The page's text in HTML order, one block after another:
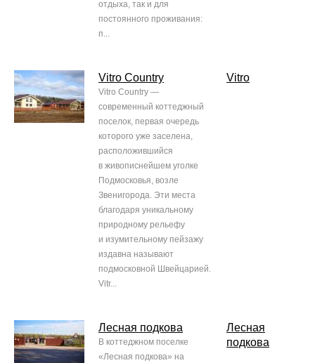
отдыха, так и для
постоянного проживания:
п...
Vitro Country
Vitro Country —
современный коттеджный
поселок, первая очередь
которого уже заселена,
расположившийся
в живописнейшем уголке
Подмосковья, возле
Звенигорода. Эти места
благодаря уникальному
природному рельефу
и изумительному пейзажу
издавна называют
подмосковной Швейцарией.
Vitr...
Vitro
Лесная подкова
В коттеджном поселке
«Лесная подкова» на
Лесная
подкова